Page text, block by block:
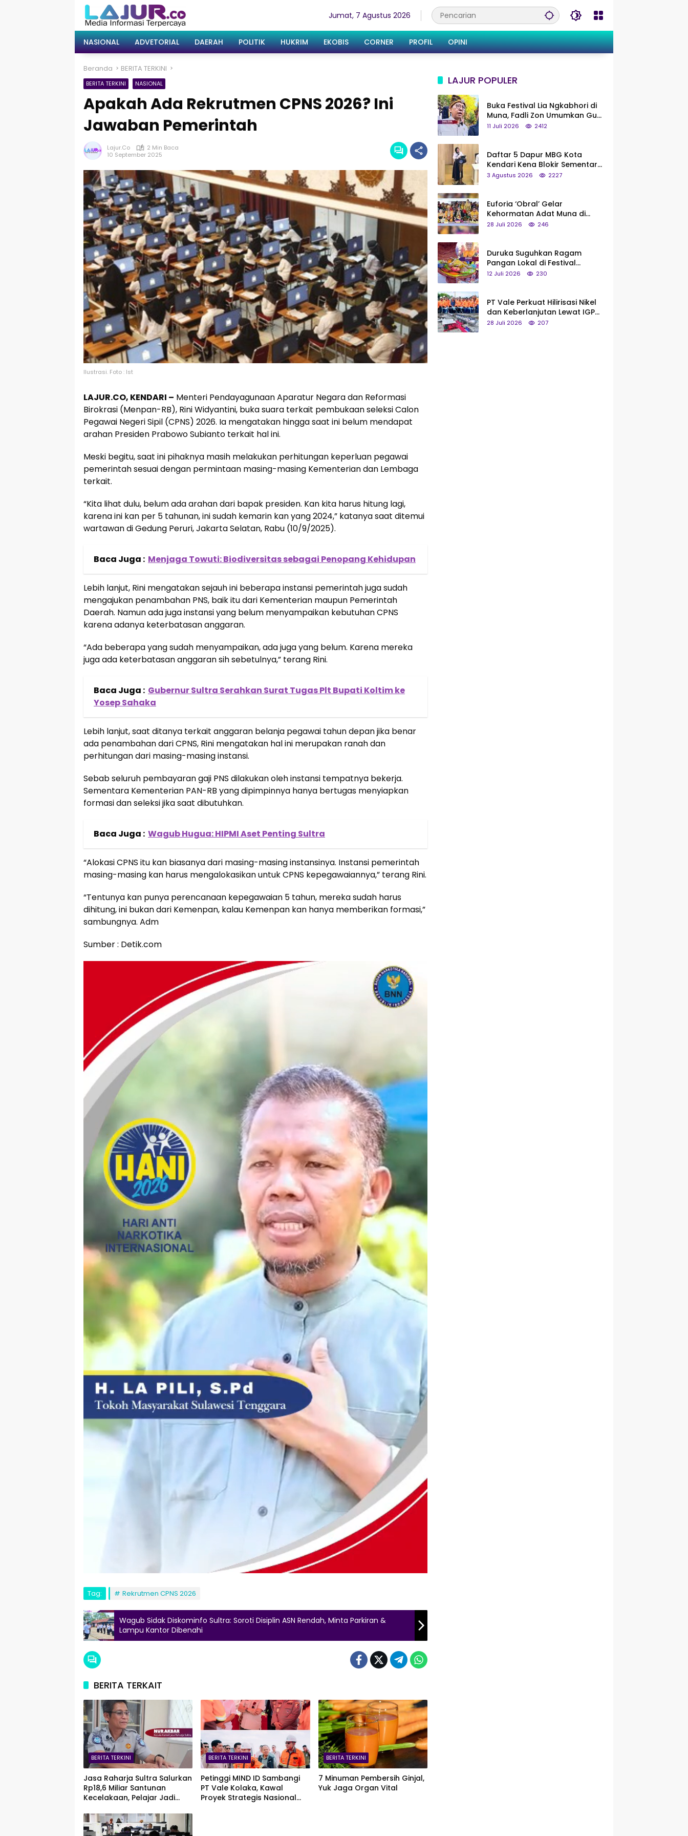
Jumat, 7 Agustus 2026
NASIONAL ADVETORIAL DAERAH POLITIK HUKRIM EKOBIS CORNER PROFIL OPINI
Beranda BERITA TERKINI
BERITA TERKINI NASIONAL
Apakah Ada Rekrutmen CPNS 2026? Ini
Jawaban Pemerintah
Lajur.co
2 Min Baca
10 September 2025
Ilustrasi. Foto : Ist
LAJUR.CO, KENDARI – Menteri Pendayagunaan Aparatur Negara dan Reformasi
Birokrasi (Menpan-RB), Rini Widyantini, buka suara terkait pembukaan seleksi Calon
Pegawai Negeri Sipil (CPNS) 2026. Ia mengatakan hingga saat ini belum mendapat
arahan Presiden Prabowo Subianto terkait hal ini.
Meski begitu, saat ini pihaknya masih melakukan perhitungan keperluan pegawai
pemerintah sesuai dengan permintaan masing-masing Kementerian dan Lembaga
terkait.
“Kita lihat dulu, belum ada arahan dari bapak presiden. Kan kita harus hitung lagi,
karena ini kan per 5 tahunan, ini sudah kemarin kan yang 2024,” katanya saat ditemui
wartawan di Gedung Peruri, Jakarta Selatan, Rabu (10/9/2025).
Baca Juga : Menjaga Towuti: Biodiversitas sebagai Penopang Kehidupan
Lebih lanjut, Rini mengatakan sejauh ini beberapa instansi pemerintah juga sudah
mengajukan penambahan PNS, baik itu dari Kementerian maupun Pemerintah
Daerah. Namun ada juga instansi yang belum menyampaikan kebutuhan CPNS
karena adanya keterbatasan anggaran.
“Ada beberapa yang sudah menyampaikan, ada juga yang belum. Karena mereka
juga ada keterbatasan anggaran sih sebetulnya,” terang Rini.
Baca Juga : Gubernur Sultra Serahkan Surat Tugas Plt Bupati Koltim ke
Yosep Sahaka
Lebih lanjut, saat ditanya terkait anggaran belanja pegawai tahun depan jika benar
ada penambahan dari CPNS, Rini mengatakan hal ini merupakan ranah dan
perhitungan dari masing-masing instansi.
Sebab seluruh pembayaran gaji PNS dilakukan oleh instansi tempatnya bekerja.
Sementara Kementerian PAN-RB yang dipimpinnya hanya bertugas menyiapkan
formasi dan seleksi jika saat dibutuhkan.
Baca Juga : Wagub Hugua: HIPMI Aset Penting Sultra
“Alokasi CPNS itu kan biasanya dari masing-masing instansinya. Instansi pemerintah
masing-masing kan harus mengalokasikan untuk CPNS kepegawaiannya,” terang Rini.
“Tentunya kan punya perencanaan kepegawaian 5 tahun, mereka sudah harus
dihitung, ini bukan dari Kemenpan, kalau Kemenpan kan hanya memberikan formasi,”
sambungnya. Adm
Sumber : Detik.com
Tag: Rekrutmen CPNS 2026
Wagub Sidak Diskominfo Sultra: Soroti Disiplin ASN Rendah, Minta Parkiran &
Lampu Kantor Dibenahi
BERITA TERKAIT
BERITA TERKINI
Jasa Raharja Sultra Salurkan
Rp18,6 Miliar Santunan
Kecelakaan, Pelajar Jadi
BERITA TERKINI
Petinggi MIND ID Sambangi
PT Vale Kolaka, Kawal
Proyek Strategis Nasional
BERITA TERKINI
7 Minuman Pembersih Ginjal,
Yuk Jaga Organ Vital
LAJUR POPULER
Buka Festival Lia Ngkabhori di
Muna, Fadli Zon Umumkan Gua
Metanduno Segera Naik Status
11 Juli 2026 2412
Daftar 5 Dapur MBG Kota
Kendari Kena Blokir Sementara
dari Pusat
3 Agustus 2026 2227
Euforia ‘Obral’ Gelar
Kehormatan Adat Muna di
Silaturahmi KKMM, Ridwan Bae:
28 Juli 2026 246
Duruka Suguhkan Ragam
Pangan Lokal di Festival
Liangkobhori, Dari Umbi Rebus
12 Juli 2026 230
PT Vale Perkuat Hilirisasi Nikel
dan Keberlanjutan Lewat IGP
Morowali
28 Juli 2026 207